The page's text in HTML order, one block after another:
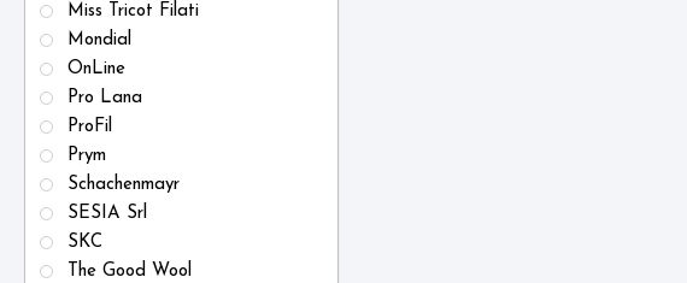
Miss Tricot Filati
Mondial
OnLine
Pro Lana
ProFil
Prym
Schachenmayr
SESIA Srl
SKC
The Good Wool